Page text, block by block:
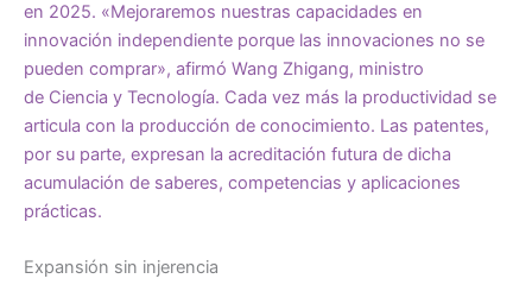
en 2025. «Mejoraremos nuestras capacidades en
innovación independiente porque las innovaciones no se
pueden comprar», afirmó Wang Zhigang, ministro
de Ciencia y Tecnología. Cada vez más la productividad se
articula con la producción de conocimiento. Las patentes,
por su parte, expresan la acreditación futura de dicha
acumulación de saberes, competencias y aplicaciones
prácticas.
Expansión sin injerencia